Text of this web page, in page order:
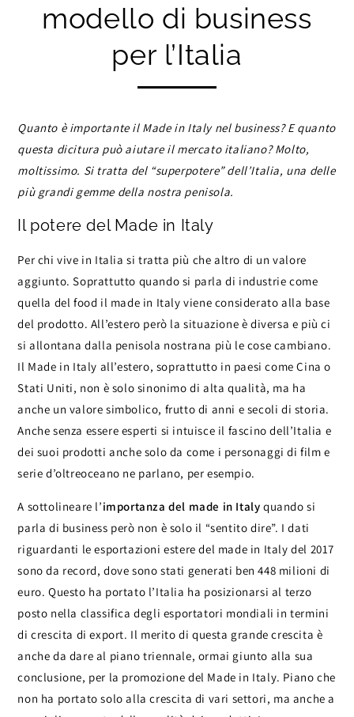
modello di business
per l’Italia
Quanto è importante il Made in Italy nel business? E quanto
questa dicitura può aiutare il mercato italiano? Molto,
moltissimo. Si tratta del “superpotere” dell’Italia, una delle
più grandi gemme della nostra penisola.
Il potere del Made in Italy
Per chi vive in Italia si tratta più che altro di un valore
aggiunto. Soprattutto quando si parla di industrie come
quella del food il made in Italy viene considerato alla base
del prodotto. All’estero però la situazione è diversa e più ci
si allontana dalla penisola nostrana più le cose cambiano.
Il Made in Italy all’estero, soprattutto in paesi come Cina o
Stati Uniti, non è solo sinonimo di alta qualità, ma ha
anche un valore simbolico, frutto di anni e secoli di storia.
Anche senza essere esperti si intuisce il fascino dell’Italia e
dei suoi prodotti anche solo da come i personaggi di film e
serie d’oltreoceano ne parlano, per esempio.
A sottolineare l’importanza del made in Italy quando si
parla di business però non è solo il “sentito dire”. I dati
riguardanti le esportazioni estere del made in Italy del 2017
sono da record, dove sono stati generati ben 448 milioni di
euro. Questo ha portato l’Italia ha posizionarsi al terzo
posto nella classifica degli esportatori mondiali in termini
di crescita di export. Il merito di questa grande crescita è
anche da dare al piano triennale, ormai giunto alla sua
conclusione, per la promozione del Made in Italy. Piano che
non ha portato solo alla crescita di vari settori, ma anche a